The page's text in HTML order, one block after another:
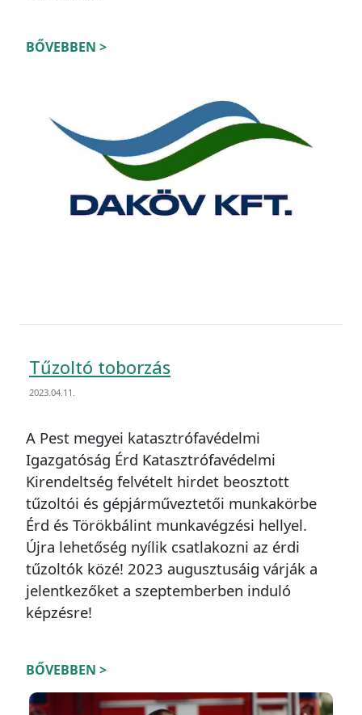
BŐVEBBEN >
Tűzoltó toborzás
2023.04.11.
A Pest megyei katasztrófavédelmi
Igazgatóság Érd Katasztrófavédelmi
Kirendeltség felvételt hirdet beosztott
tűzoltói és gépjárműveztetői munkakörbe
Érd és Törökbálint munkavégzési hellyel.
Újra lehetőség nyílik csatlakozni az érdi
tűzoltók közé! 2023 augusztusáig várják a
jelentkezőket a szeptemberben induló
képzésre!
BŐVEBBEN >